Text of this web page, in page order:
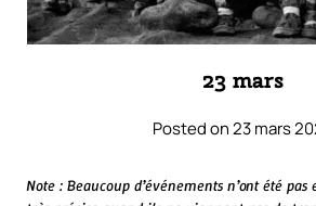
23 mars
Posted on 23 mars
Note : Beaucoup d’événements n’ont été